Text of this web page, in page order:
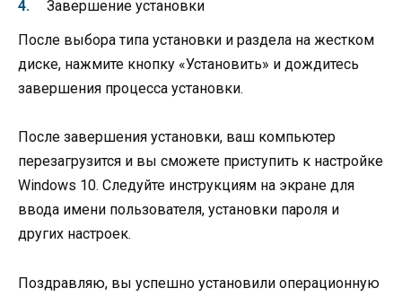
Завершение установки
После выбора типа установки и раздела на жестком
диске, нажмите кнопку «Установить» и дождитесь
завершения процесса установки.
После завершения установки, ваш компьютер
перезагрузится и вы сможете приступить к настройке
Windows 10. Следуйте инструкциям на экране для
ввода имени пользователя, установки пароля и
других настроек.
Поздравляю, вы успешно установили операционную